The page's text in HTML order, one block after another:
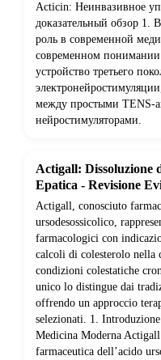
Acticin: Неинвазивное
доказательный обзор 1.
роль в современной
современном
устройство третьего
между простыми TENS-
нейростимуляторами.
Actigall: Dissoluzione
Epatica - Revisione
Actigall, conosciuto
ursodesossicolico,
farmacologici con
calcoli di colesterolo nella
condizioni colestatiche
unico lo distingue dai
offrendo un approccio
selezionati. 1.
Medicina Moderna
farmaceutica dell’acido